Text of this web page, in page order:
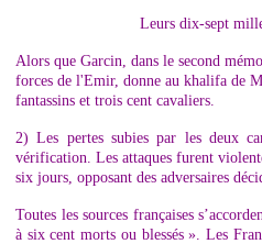
Leurs dix-sept
Alors que Garcin, dans le second
forces de l'Emir, donne au khalifa de
fantassins et trois cent cavaliers.
2) Les pertes subies par les deux
vérification. Les attaques furent
six jours, opposant des adversaires
Toutes les sources françaises
à six cent morts ou blessés ». Les